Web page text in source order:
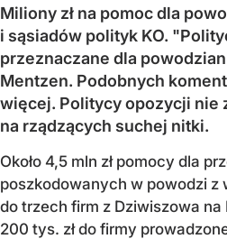
Miliony zł na pomoc dla
i sąsiadów polityk KO.
przeznaczane dla
Mentzen. Podobnych
więcej. Politycy opozycji nie
na rządzących suchej nitki.
Około 4,5 mln zł pomocy dla
poszkodowanych w powodzi z
do trzech firm z Dziwiszowa
200 tys. zł do firmy